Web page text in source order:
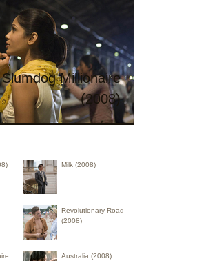
Milk (2008)
Gran Torino (2008)
magnificent three:
Turner, Michael
en Danny DeVito
Slumdog Millionaire
(2008)
Milk (2008)
Revolutionary Road
(2008)
Australia (2008)